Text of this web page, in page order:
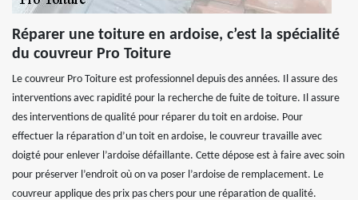
Réparer une toiture en ardoise, c’est la spécialité
du couvreur Pro Toiture
Le couvreur Pro Toiture est professionnel depuis des années. Il assure des
interventions avec rapidité pour la recherche de fuite de toiture. Il assure
des interventions de qualité pour réparer du toit en ardoise. Pour
effectuer la réparation d’un toit en ardoise, le couvreur travaille avec
doigté pour enlever l’ardoise défaillante. Cette dépose est à faire avec soin
pour préserver l’endroit où on va poser l’ardoise de remplacement. Le
couvreur applique des prix pas chers pour une réparation de qualité.